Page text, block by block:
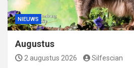
NIEUWS
Augustus
2 augustus 2026 Silfescian